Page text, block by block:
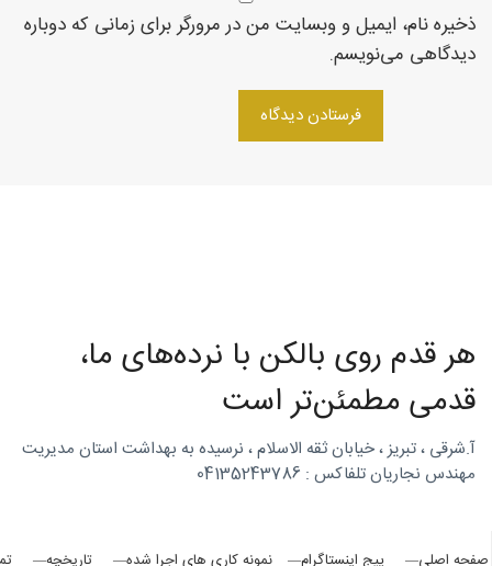
(تبریز)
ذخیره نام، ایمیل و وبسایت من در مرورگر برای زمانی که دوباره
دیدگاهی می‌نویسم.
هر قدم روی بالکن با نرده‌های ما،
قدمی مطمئن‌تر است
آ.شرقی ، تبریز ، خیابان ثقه الاسلام ، نرسیده به بهداشت استان مدیریت
مهندس نجاریان تلفاکس : 04135243786
صفحه اصلی پیج اینستاگرام نمونه کاری های اجرا شده تاریخچه